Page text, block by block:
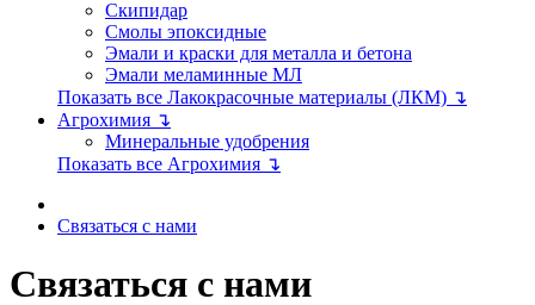
Скипидар
Смолы эпоксидные
Эмали и краски для металла и бетона
Эмали меламинные МЛ
Показать все Лакокрасочные материалы (ЛКМ) ↴
Агрохимия ↴
Минеральные удобрения
Показать все Агрохимия ↴
Связаться с нами
Связаться с нами